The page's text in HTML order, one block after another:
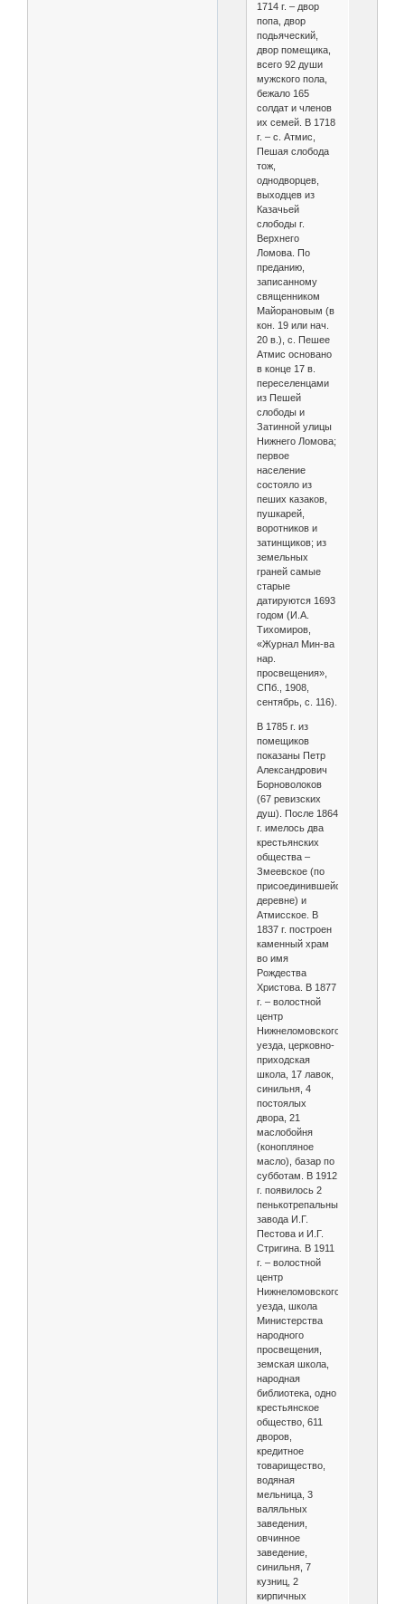
1714 г. – двор
попа, двор
подьяческий,
двор помещика,
всего 92 души
мужского пола,
бежало 165
солдат и членов
их семей. В 1718
г. – с. Атмис,
Пешая слобода
тож,
однодворцев,
выходцев из
Казачьей
слободы г.
Верхнего
Ломова. По
преданию,
записанному
священником
Майорановым (в
кон. 19 или нач.
20 в.), с. Пешее
Атмис основано
в конце 17 в.
переселенцами
из Пешей
слободы и
Затинной улицы
Нижнего Ломова;
первое
население
состояло из
пеших казаков,
пушкарей,
воротников и
затинщиков; из
земельных
граней самые
старые
датируются 1693
годом (И.А.
Тихомиров,
«Журнал Мин-ва
нар.
просвещения»,
СПб., 1908,
сентябрь, с. 116).
В 1785 г. из
помещиков
показаны Петр
Александрович
Борноволоков
(67 ревизских
душ). После 1864
г. имелось два
крестьянских
общества –
Змеевское (по
присоединившейся
деревне) и
Атмисское. В
1837 г. построен
каменный храм
во имя
Рождества
Христова. В 1877
г. – волостной
центр
Нижнеломовского
уезда, церковно-
приходская
школа, 17 лавок,
синильня, 4
постоялых
двора, 21
маслобойня
(конопляное
масло), базар по
субботам. В 1912
г. появилось 2
пенькотрепальных
завода И.Г.
Пестова и И.Г.
Стригина. В 1911
г. – волостной
центр
Нижнеломовского
уезда, школа
Министерства
народного
просвещения,
земская школа,
народная
библиотека, одно
крестьянское
общество, 611
дворов,
кредитное
товарищество,
водяная
мельница, 3
валяльных
заведения,
овчинное
заведение,
синильня, 7
кузниц, 2
кирпичных